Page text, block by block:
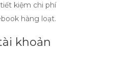
kiệm chi phí
hàng loạt.
khoản